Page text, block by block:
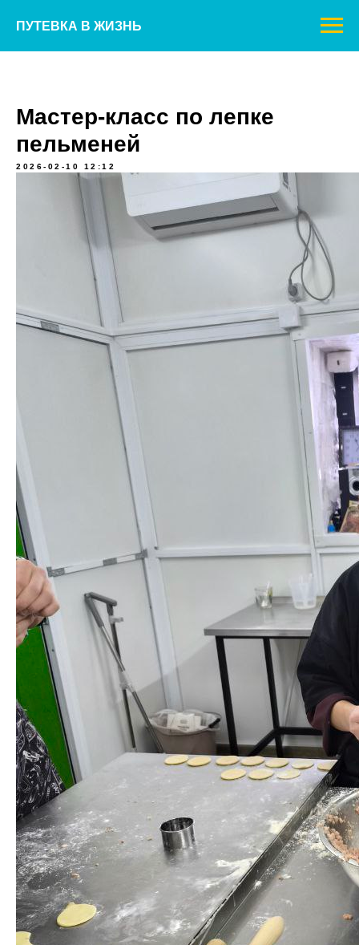
ПУТЕВКА В ЖИЗНЬ
Мастер-класс по лепке
пельменей
2026-02-10 12:12